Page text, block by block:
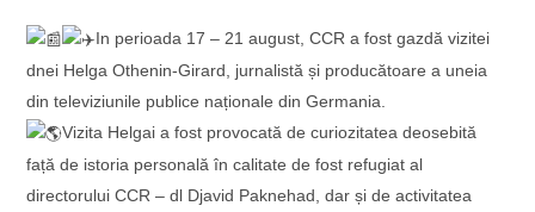
In perioada 17 – 21 august, CCR a fost gazdă vizitei
dnei Helga Othenin-Girard, jurnalistă și producătoare a uneia
din televiziunile publice naționale din Germania.
Vizita Helgai a fost provocată de curiozitatea deosebită
față de istoria personală în calitate de fost refugiat al
directorului CCR – dl Djavid Paknehad, dar și de activitatea